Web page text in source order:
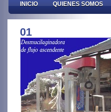
INICIO QUIENES SOMOS
01